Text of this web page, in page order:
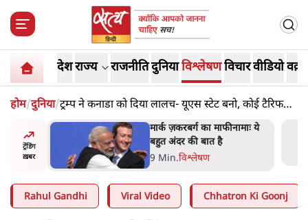
देशराज्य राजनीतिदुनियाविश्लेषणविचारवीडियो
होम/दुनिया/ट्रम्प ने कनाडा को दिया लालच- यूएस स्टेट बनो, कोई टैरिफ
नहीं
ट्रेंडिंग
ख़बर
भागवत
मार्क ज़करबर्ग का माफीनामाः ये
बहुत अंदर की बात है
9 Min.विश्लेषण
Rahul Gandhi Viral Video Chhatron Ki Goonj